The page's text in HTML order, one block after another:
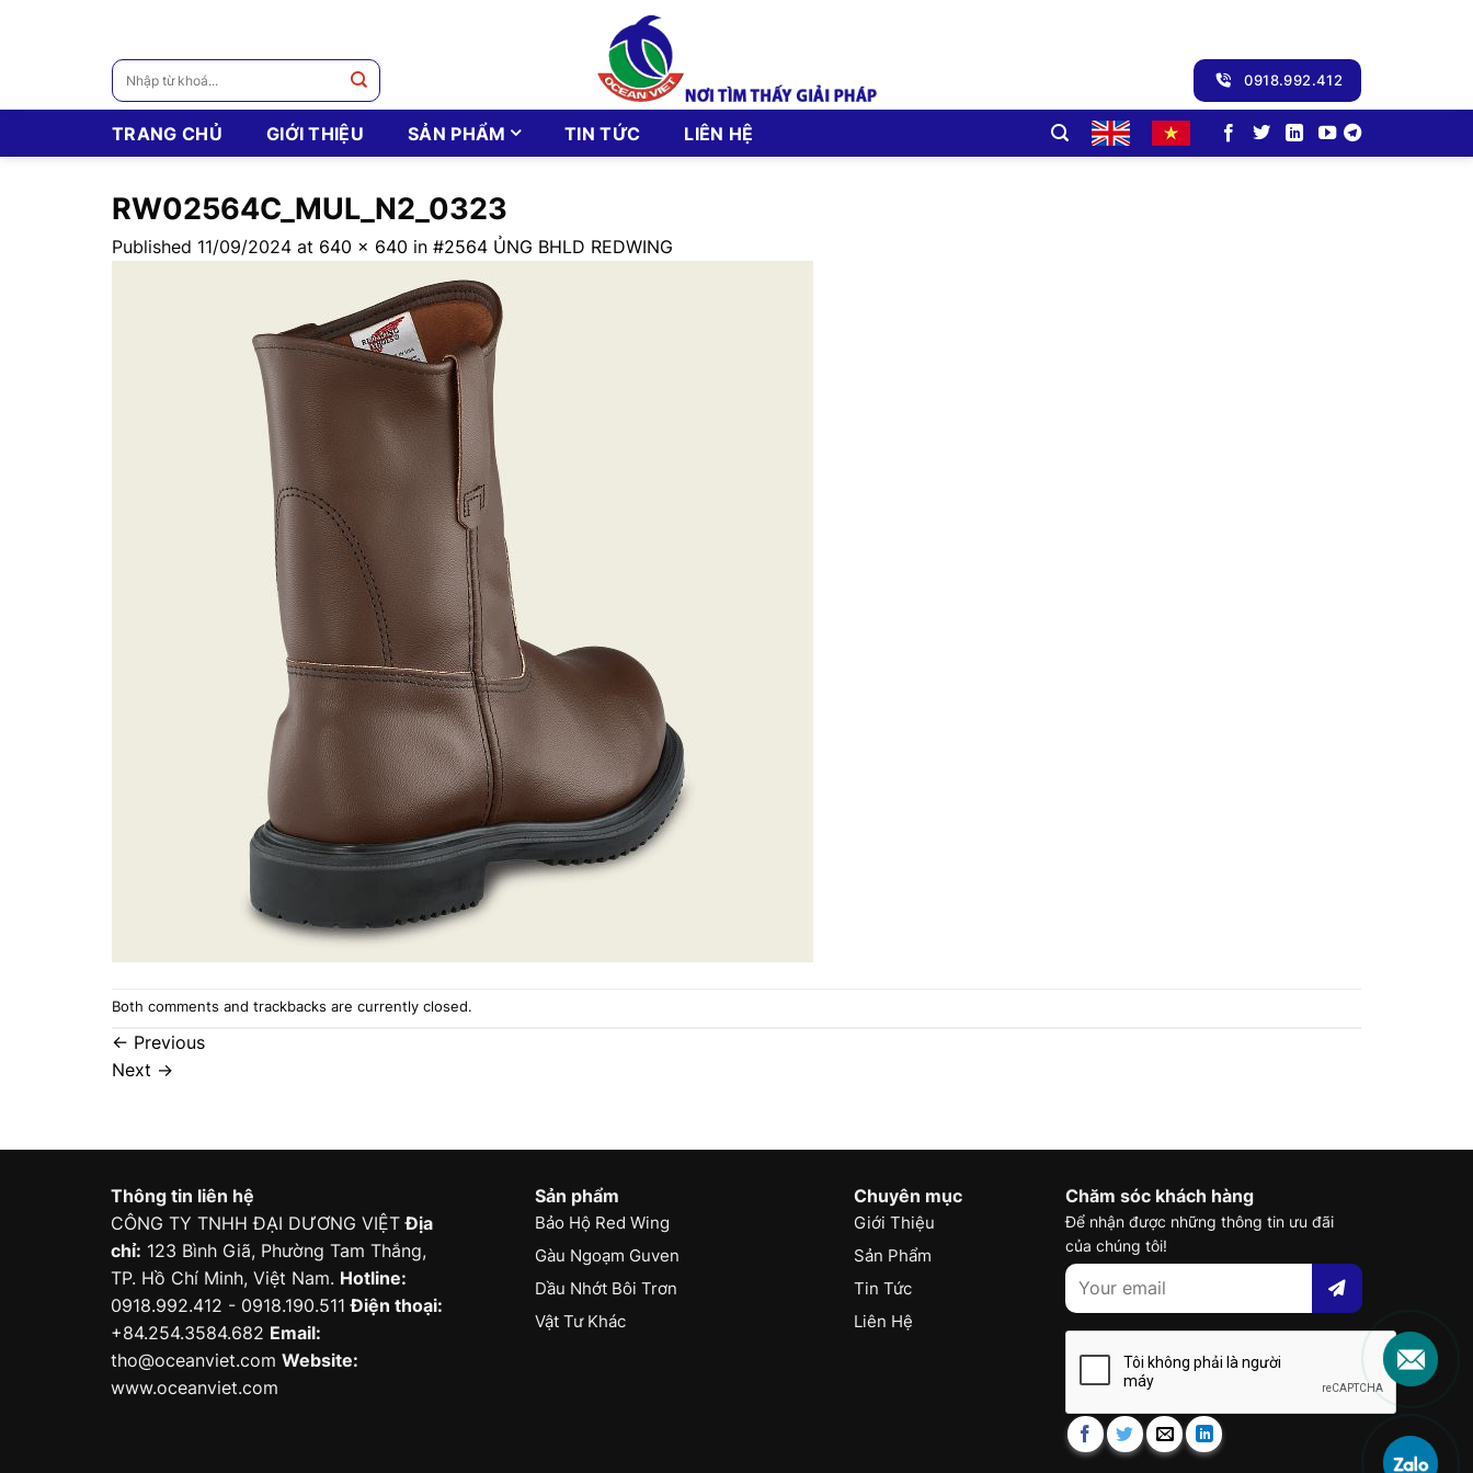
Tìm
kiếm:
0918.992.412
TRANG CHỦ GIỚI THIỆU SẢN PHẨM TIN TỨC LIÊN HỆ
RW02564C_MUL_N2_0323
Published 11/09/2024 at 640 × 640 in #2564 ỦNG BHLD REDWING
Both comments and trackbacks are currently closed.
← Previous
Next →
Thông tin liên hệ
CÔNG TY TNHH ĐẠI DƯƠNG VIỆTĐịa
chỉ: 123 Bình Giã, Phường Tam Thắng,
TP. Hồ Chí Minh, Việt Nam. Hotline:
0918.992.412 - 0918.190.511Điện thoại:
+84.254.3584.682 Email:
tho@oceanviet.com Website:
www.oceanviet.com
Sản phẩm
Bảo Hộ Red Wing
Gàu Ngoạm Guven
Dầu Nhớt Bôi Trơn
Vật Tư Khác
Chuyên mục
Giới Thiệu
Sản Phẩm
Tin Tức
Liên Hệ
Chăm sóc khách hàng
Để nhận được những thông tin ưu đãi
của chúng tôi!